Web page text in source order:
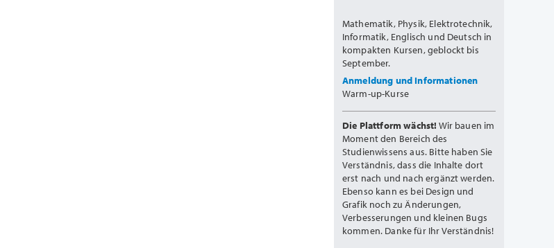
Mathematik, Physik, Elektrotechnik,
Informatik, Englisch und Deutsch in
kompakten Kursen, geblockt bis
September.
Anmeldung und Informationen
Warm-up-Kurse
Die Plattform wächst! Wir bauen im
Moment den Bereich des
Studienwissens aus. Bitte haben Sie
Verständnis, dass die Inhalte dort
erst nach und nach ergänzt werden.
Ebenso kann es bei Design und
Grafik noch zu Änderungen,
Verbesserungen und kleinen Bugs
kommen. Danke für Ihr Verständnis!